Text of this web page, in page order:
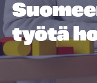
työtä